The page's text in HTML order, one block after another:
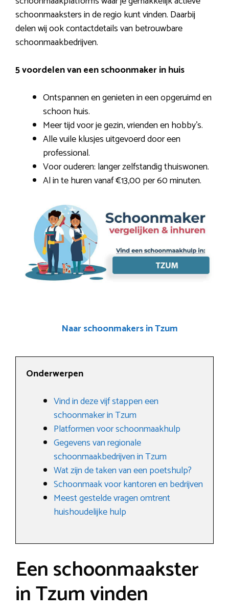
schoonmaaksters in de regio kunt vinden. Daarbij
delen wij ook contactdetails van betrouwbare
schoonmaakbedrijven.
5 voordelen van een schoonmaker in huis
Ontspannen en genieten in een opgeruimd en
schoon huis.
Meer tijd voor je gezin, vrienden en hobby’s.
Alle vuile klusjes uitgevoerd door een
professional.
Voor ouderen: langer zelfstandig thuiswonen.
Al in te huren vanaf €13,00 per 60 minuten.
Naar schoonmakers in Tzum
Onderwerpen
Vind in deze vijf stappen een
schoonmaker in Tzum
Platformen voor schoonmaakhulp
Gegevens van regionale
schoonmaakbedrijven in Tzum
Wat zijn de taken van een poetshulp?
Schoonmaak voor kantoren en bedrijven
Meest gestelde vragen omtrent
huishoudelijke hulp
Een schoonmaakster
in Tzum vinden